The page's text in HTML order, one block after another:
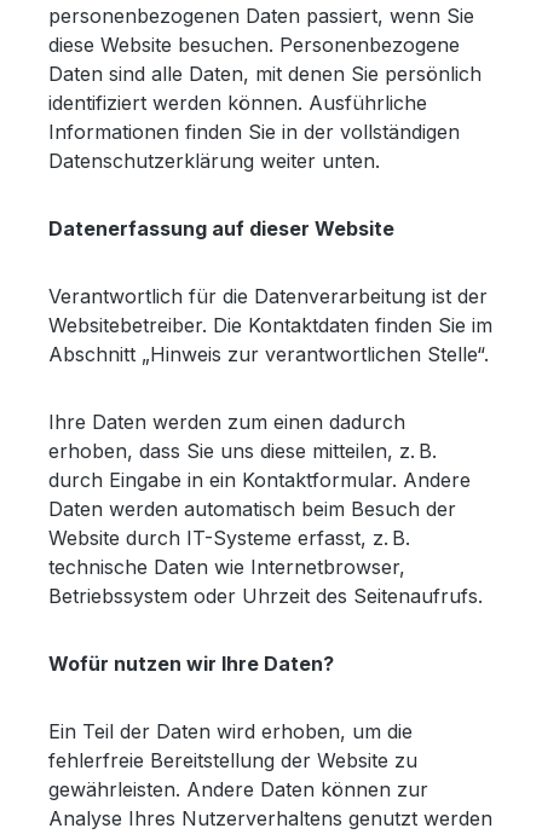
personenbezogenen Daten passiert, wenn Sie
diese Website besuchen. Personenbezogene
Daten sind alle Daten, mit denen Sie persönlich
identifiziert werden können. Ausführliche
Informationen finden Sie in der vollständigen
Datenschutzerklärung weiter unten.
Datenerfassung auf dieser Website
Verantwortlich für die Datenverarbeitung ist der
Websitebetreiber. Die Kontaktdaten finden Sie im
Abschnitt „Hinweis zur verantwortlichen Stelle“.
Ihre Daten werden zum einen dadurch
erhoben, dass Sie uns diese mitteilen, z. B.
durch Eingabe in ein Kontaktformular. Andere
Daten werden automatisch beim Besuch der
Website durch IT-Systeme erfasst, z. B.
technische Daten wie Internetbrowser,
Betriebssystem oder Uhrzeit des Seitenaufrufs.
Wofür nutzen wir Ihre Daten?
Ein Teil der Daten wird erhoben, um die
fehlerfreie Bereitstellung der Website zu
gewährleisten. Andere Daten können zur
Analyse Ihres Nutzerverhaltens genutzt werden